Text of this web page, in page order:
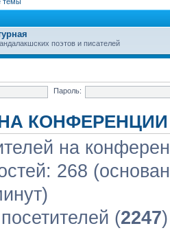
поэтов и писателей
Пароль:
КОНФЕРЕНЦИИ
на
268
(2247